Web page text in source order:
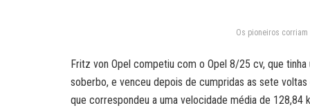
Os pioneiros
Fritz von Opel competiu com o Opel 8/25 cv, que
soberbo, e venceu depois de cumpridas as sete
que correspondeu a uma velocidade média de